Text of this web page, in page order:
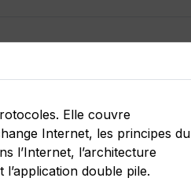
Elle couvre
Internet, les principes du
l’Internet, l’architecture
double pile.